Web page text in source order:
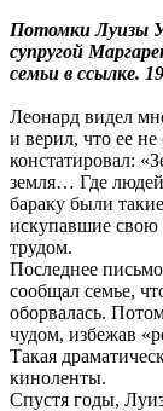
Потомки Луизы
супругой
семьи в ссылке.
Леонард видел
и верил, что ее
констатировал:
земля… Где
бараку были
искупавшие свою
трудом.
Последнее
сообщал семье,
оборвалась.
чудом, избежав
Такая
киноленты.
Спустя годы,